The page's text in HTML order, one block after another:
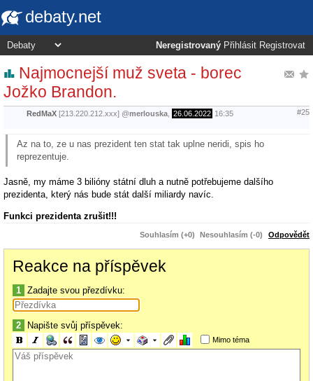
debaty.net
Neregistrovaný Přihlásit Registrovat
Najmocnejší muž sveta - borec
Jožko Brandon.
RedMaX [213.220.212.xxx] @merlouska 26.06.2022 16:35 #25
Az na to, ze u nas prezident ten stat tak uplne neridi, spis ho
reprezentuje.
Jasně, my máme 3 bilióny státní dluh a nutně potřebujeme dalšího
prezidenta, který nás bude stát další miliardy navíc.
Funkci prezidenta zrušit!!!
Souhlasím (+0) Nesouhlasím (-0) Odpovědět
Reakce na příspěvek
1 Zadajte svou přezdívku:
2 Napište svůj příspěvek:
Mimo téma